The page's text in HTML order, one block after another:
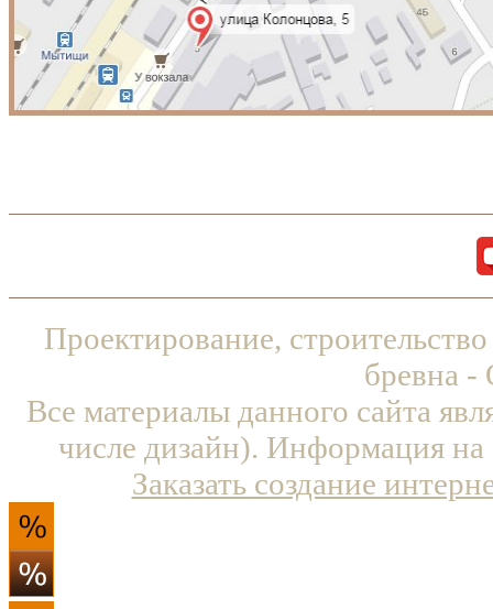
Проектирование,
бревна
Все материалы данного сайта
числе дизайн). Информация на
Заказать создание